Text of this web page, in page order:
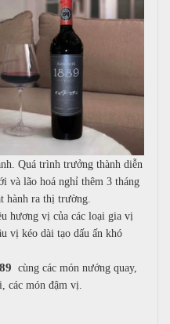
Quá trình trưởng thành diễn
và lão hoá nghỉ thêm 3 tháng
hành ra thị trường.
hương vị của các loại gia vị
vị kéo dài tạo dấu ấn khó
cùng các món nướng quay,
các món đậm vị.